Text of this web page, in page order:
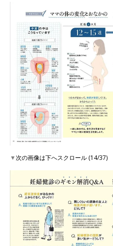
▼次の画像は下へスクロール (14/37)